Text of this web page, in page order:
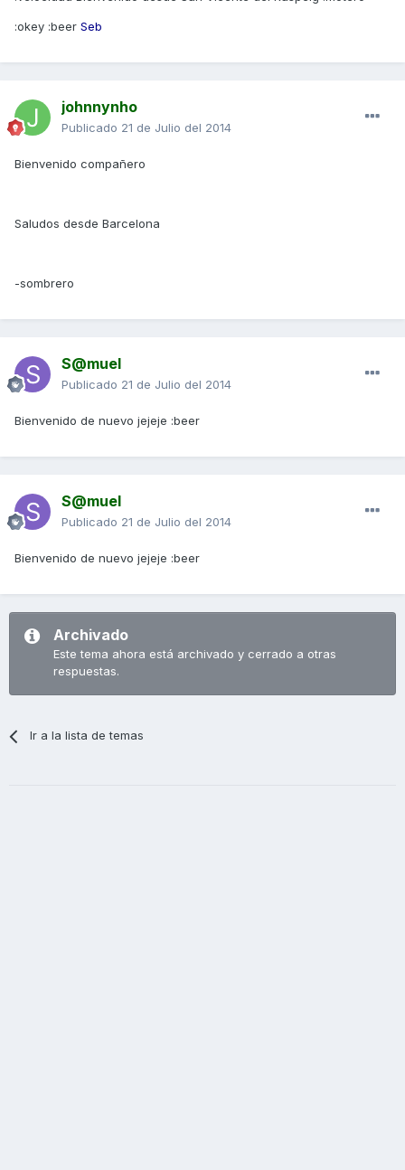
:okey :beer Seb
johnnynho
Publicado 21 de Julio del 2014
Bienvenido compañero
Saludos desde Barcelona
-sombrero
S@muel
Publicado 21 de Julio del 2014
Bienvenido de nuevo jejeje :beer
S@muel
Publicado 21 de Julio del 2014
Bienvenido de nuevo jejeje :beer
Archivado
Este tema ahora está archivado y cerrado a otras
respuestas.
Ir a la lista de temas